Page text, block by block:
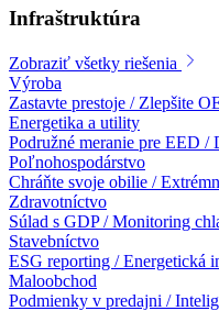
Infraštruktúra
Zobraziť všetky riešenia
Výroba
Zastavte prestoje / Zlepšite
Energetika a utility
Podružné meranie pre EED
Poľnohospodárstvo
Chráňte svoje obilie /
Zdravotníctvo
Súlad s GDP / Monitoring
Stavebníctvo
ESG reporting / Energetická
Maloobchod
Podmienky v predajni /